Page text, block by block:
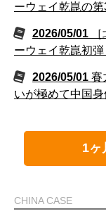
ーウェイ乾崑の
2026/05/01
ーウェイ乾崑初
2026/05/01 賽
いが極めて中国
1ヶ
CHINA CASE